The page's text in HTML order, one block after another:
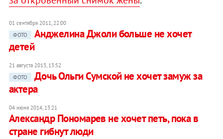
01 сентября 2011, 22:00
ФОТО
Анджелина Джоли больше не хочет
детей
21 августа 2013, 13:52
ФОТО
Дочь Ольги Сумской не хочет замуж за
актера
04 июня 2014, 13:21
Александр Пономарев не хочет петь, пока в
стране гибнут люди